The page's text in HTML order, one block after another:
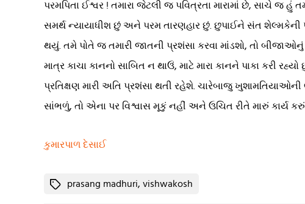
પરમપિતા ઈશ્વર ! તમારા જેટલી જ પવિત્રતા મારામાં છે, સાચે જ
સમર્થ ન્યાયાધીશ છું અને પરમ તારણહાર છું. છુપાઈને સંત
થયું. તમે પોતે જ તમારી જાતની પ્રશંસા કરવા માંડશો, તો
માત્ર કાચા કાનનો સાબિત ન થાઉં, માટે મારા કાનને પાકા કરી
પ્રતિક્ષણ મારી અતિ પ્રશંસા થતી રહેશે. ચારેબાજુ
સાંભળું, તો એના પર વિશ્વાસ મૂકું નહીં અને ઉચિત રીતે મારું કાર્ય
કુમારપાળ દેસાઈ
Tagsprasang madhuri, vishwakosh